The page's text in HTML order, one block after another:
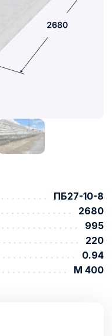
ПБ27-10-8
2680
995
220
0.94
М 400